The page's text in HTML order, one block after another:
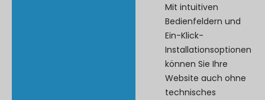
Mit intuitiven
Bedienfeldern und
Ein-Klick-
Installationsoptionen
können Sie Ihre
Website auch ohne
technisches